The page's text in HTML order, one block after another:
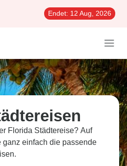
Endet: 12 Aug, 2026
Florida Städtereise? Auf
ganz einfach die passende